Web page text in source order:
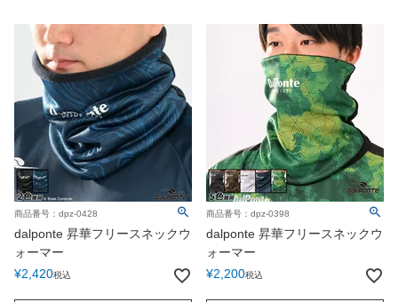
商品番号：dpz-0428
dalponte 昇華フリースネックウ
ォーマー
¥2,420税込
商品番号：dpz-0398
dalponte 昇華フリースネックウ
ォーマー
¥2,200税込